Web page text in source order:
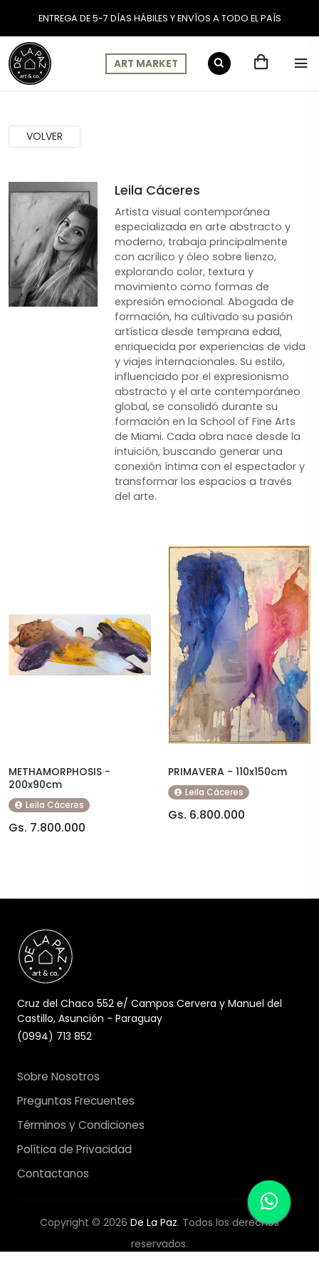
ENTREGA DE 5-7 DÍAS HÁBILES Y ENVÍOS A TODO EL PAÍS
ART MARKET
Cuadros de Artistas:
VOLVER
Leila Cáceres
Artista visual contemporánea
especializada en arte abstracto y
moderno, trabaja principalmente
con acrílico y óleo sobre lienzo,
explorando color, textura y
movimiento como formas de
expresión emocional. Abogada de
formación, ha cultivado su pasión
artística desde temprana edad,
enriquecida por experiencias de vida
y viajes internacionales. Su estilo,
influenciado por el expresionismo
abstracto y el arte contemporáneo
global, se consolidó durante su
formación en la School of Fine Arts
de Miami. Cada obra nace desde la
intuición, buscando generar una
conexión íntima con el espectador y
transformar los espacios a través
del arte.
METHAMORPHOSIS -
200x90cm
Leila Cáceres
Gs. 7.800.000
PRIMAVERA - 110x150cm
Leila Cáceres
Gs. 6.800.000
Cruz del Chaco 552 e/ Campos Cervera y Manuel del
Castillo, Asunción - Paraguay
(0994) 713 852
Sobre Nosotros
Preguntas Frecuentes
Términos y Condiciones
Política de Privacidad
Contactanos
Copyright © 2026 De La Paz. Todos los derechos
reservados.